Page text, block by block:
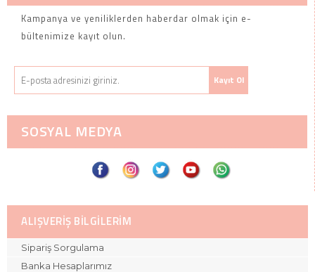
Kampanya ve yeniliklerden haberdar olmak için e-
bültenimize kayıt olun.
SOSYAL MEDYA
ALIŞVERIŞ BILGILERIM
Sipariş Sorgulama
Banka Hesaplarımız